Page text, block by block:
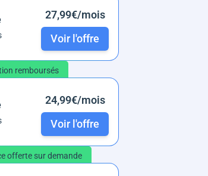
27,99€/mois
Voir l'offre
remboursés
24,99€/mois
Voir l'offre
offerte sur demande